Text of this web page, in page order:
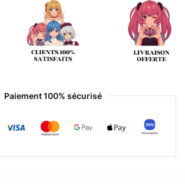
Paiement 100% sécurisé